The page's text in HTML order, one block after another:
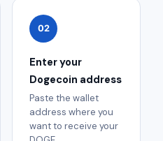
02
Enter your
Dogecoin address
Paste the wallet
address where you
want to receive your